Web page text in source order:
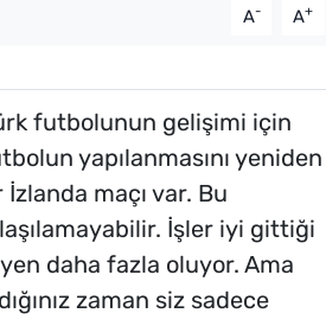
A- A+
futbolunun gelişimi için
yapılanmasını yeniden
maçı var. Bu
İşler iyi gittiği
daha fazla oluyor. Ama
zaman siz sadece